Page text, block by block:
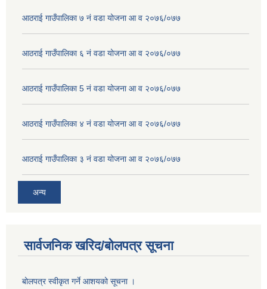
आठराई गाउँपालिका ७ नं वडा योजना आ व २०७६/०७७
आठराई गाउँपालिका ६ नं वडा योजना आ व २०७६/०७७
आठराई गाउँपालिका 5 नं वडा योजना आ व २०७६/०७७
आठराई गाउँपालिका ४ नं वडा योजना आ व २०७६/०७७
आठराई गाउँपालिका ३ नं वडा योजना आ व २०७६/०७७
अन्य
सार्वजनिक खरिद/बोलपत्र सूचना
बोलपत्र स्वीकृत गर्ने आशयको सूचना ।